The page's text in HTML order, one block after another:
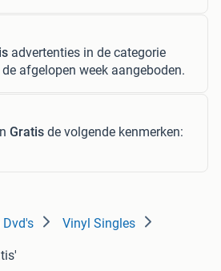
advertenties in de categorie
afgelopen week aangeboden.
Gratis de volgende kenmerken:
Dvd's Vinyl Singles